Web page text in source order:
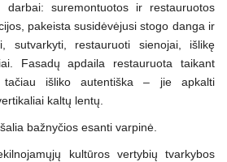
darbai: suremontuotos ir restauruotos
pakeista susidėvėjusi stogo danga ir
sutvarkyti, restauruoti sienojai, išlikę
Fasadų apdaila restauruota taikant
tačiau išliko autentiška – jie apkalti
kaltų lentų.
bažnyčios esanti varpinė.
kultūros vertybių tvarkybos